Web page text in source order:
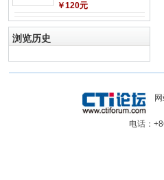
￥120元
浏览历史
电话：